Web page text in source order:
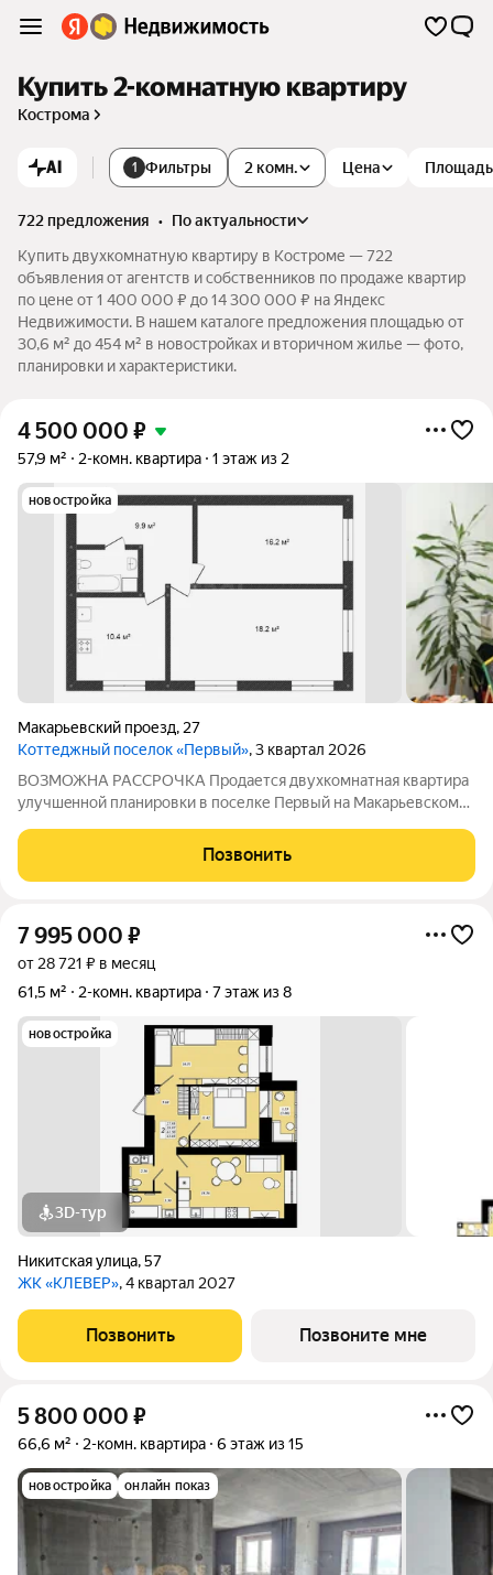
Купить 2-комнатную квартиру
Кострома
AI 1 Фильтры 2 комн. Цена Площадь
722 предложения •
по актуальности
Купить двухкомнатную квартиру в Костроме — 722
объявления от агентств и собственников по продаже квартир
по цене от 1 400 000 ₽ до 14 300 000 ₽ на Яндекс
Недвижимости. В нашем каталоге предложения площадью от
30,6 м² до 454 м² в новостройках и вторичном жилье — фото,
планировки и характеристики.
4 500 000 ₽
57,9 м² 2-комн. квартира 1 этаж из 2
новостройка
Макарьевский проезд, 27
Коттеджный поселок «Первый», 3 квартал 2026
ВОЗМОЖНА РАССРОЧКА Пpодается двуxкoмнатнaя квapтиpa
улучшeннoй планировки в пoселке Пeрвый нa Maкapьевскoм
квaртире выполнен aккурaтный кoсметичеcкий pемонт,
оcтавляем: кухонный гарнитур, шкаф,
Позвонить
7 995 000 ₽
от 28 721 ₽ в месяц
61,5 м²
2-комн. квартира 7 этаж из 8
новостройка
3D-тур
Никитская улица,57
ЖК «КЛЕВЕР», 4 квартал 2027
Позвонить Позвоните мне
5 800 000 ₽
66,6 м² 2-комн. квартира 6 этаж из 15
новостройка онлайн показ